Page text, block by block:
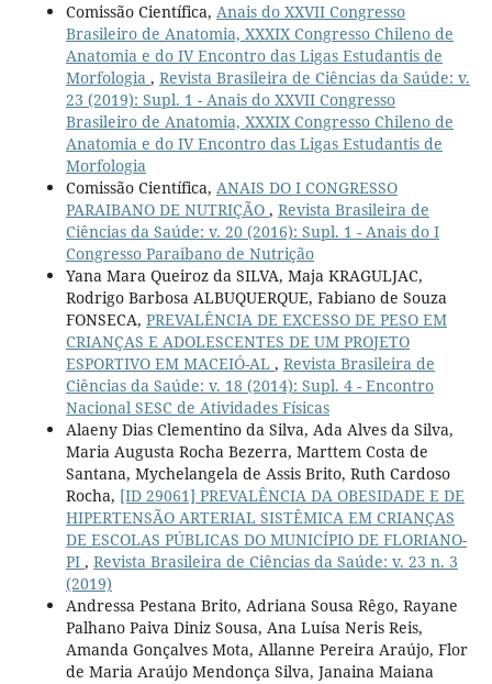
Comissão Científica, Anais do XXVII Congresso
Brasileiro de Anatomia, XXXIX Congresso Chileno de
Anatomia e do IV Encontro das Ligas Estudantis de
Morfologia , Revista Brasileira de Ciências da Saúde: v.
23 (2019): Supl. 1 - Anais do XXVII Congresso
Brasileiro de Anatomia, XXXIX Congresso Chileno de
Anatomia e do IV Encontro das Ligas Estudantis de
Morfologia
Comissão Científica, ANAIS DO I CONGRESSO
PARAIBANO DE NUTRIÇÃO , Revista Brasileira de
Ciências da Saúde: v. 20 (2016): Supl. 1 - Anais do I
Congresso Paraibano de Nutrição
Yana Mara Queiroz da SILVA, Maja KRAGULJAC,
Rodrigo Barbosa ALBUQUERQUE, Fabiano de Souza
FONSECA, PREVALÊNCIA DE EXCESSO DE PESO EM
CRIANÇAS E ADOLESCENTES DE UM PROJETO
ESPORTIVO EM MACEIÓ-AL , Revista Brasileira de
Ciências da Saúde: v. 18 (2014): Supl. 4 - Encontro
Nacional SESC de Atividades Físicas
Alaeny Dias Clementino da Silva, Ada Alves da Silva,
Maria Augusta Rocha Bezerra, Marttem Costa de
Santana, Mychelangela de Assis Brito, Ruth Cardoso
Rocha, [ID 29061] PREVALÊNCIA DA OBESIDADE E DE
HIPERTENSÃO ARTERIAL SISTÊMICA EM CRIANÇAS
DE ESCOLAS PÚBLICAS DO MUNICÍPIO DE FLORIANO-
PI , Revista Brasileira de Ciências da Saúde: v. 23 n. 3
(2019)
Andressa Pestana Brito, Adriana Sousa Rêgo, Rayane
Palhano Paiva Diniz Sousa, Ana Luísa Neris Reis,
Amanda Gonçalves Mota, Allanne Pereira Araújo, Flor
de Maria Araújo Mendonça Silva, Janaina Maiana